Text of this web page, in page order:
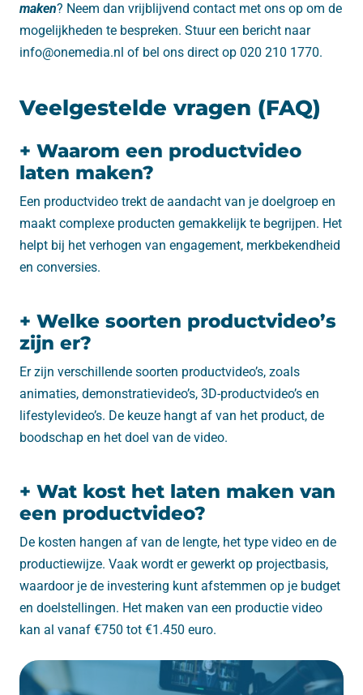
maken? Neem dan vrijblijvend contact met ons op om de
mogelijkheden te bespreken. Stuur een bericht naar
info@onemedia.nl of bel ons direct op 020 210 1770.
Veelgestelde vragen (FAQ)
+ Waarom een productvideo
laten maken?
Een productvideo trekt de aandacht van je doelgroep en
maakt complexe producten gemakkelijk te begrijpen. Het
helpt bij het verhogen van engagement, merkbekendheid
en conversies.
+ Welke soorten productvideo’s
zijn er?
Er zijn verschillende soorten productvideo’s, zoals
animaties, demonstratievideo’s, 3D-productvideo’s en
lifestylevideo’s. De keuze hangt af van het product, de
boodschap en het doel van de video.
+ Wat kost het laten maken van
een productvideo?
De kosten hangen af van de lengte, het type video en de
productiewijze. Vaak wordt er gewerkt op projectbasis,
waardoor je de investering kunt afstemmen op je budget
en doelstellingen. Het maken van een productie video
kan al vanaf €750 tot €1.450 euro.